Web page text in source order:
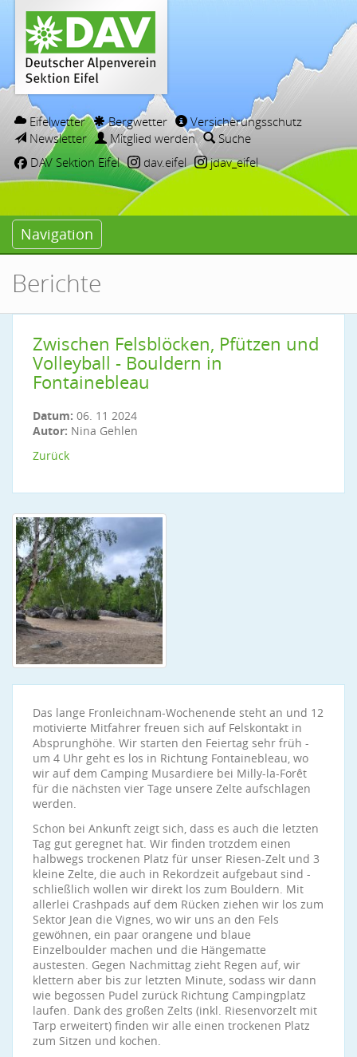
Eifelwetter Bergwetter
Versicherungsschutz
Newsletter
Mitglied werden
Suche
DAV Sektion Eifel
dav.eifel jdav_eifel
Navigation
Berichte
Zwischen Felsblöcken, Pfützen und
Volleyball - Bouldern in
Fontainebleau
Datum: 06. 11 2024
Autor: Nina Gehlen
Zurück
Das lange Fronleichnam-Wochenende steht an und 12
motivierte Mitfahrer freuen sich auf Felskontakt in
Absprunghöhe. Wir starten den Feiertag sehr früh -
um 4 Uhr geht es los in Richtung Fontainebleau, wo
wir auf dem Camping Musardiere bei Milly-la-Forêt
für die nächsten vier Tage unsere Zelte aufschlagen
werden.
Schon bei Ankunft zeigt sich, dass es auch die letzten
Tag gut geregnet hat. Wir finden trotzdem einen
halbwegs trockenen Platz für unser Riesen-Zelt und 3
kleine Zelte, die auch in Rekordzeit aufgebaut sind -
schließlich wollen wir direkt los zum Bouldern. Mit
allerlei Crashpads auf dem Rücken ziehen wir los zum
Sektor Jean die Vignes, wo wir uns an den Fels
gewöhnen, ein paar orangene und blaue
Einzelboulder machen und die Hängematte
austesten. Gegen Nachmittag zieht Regen auf, wir
klettern aber bis zur letzten Minute, sodass wir dann
wie begossen Pudel zurück Richtung Campingplatz
laufen. Dank des großen Zelts (inkl. Riesenvorzelt mit
Tarp erweitert) finden wir alle einen trockenen Platz
zum Sitzen und kochen.